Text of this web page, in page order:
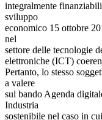
integralmente
sviluppo
economico 15 ottobre
nel
settore delle tecnologie
elettroniche (ICT)
Pertanto, lo stesso
a valere
sul bando Agenda
Industria
sostenibile nel caso in